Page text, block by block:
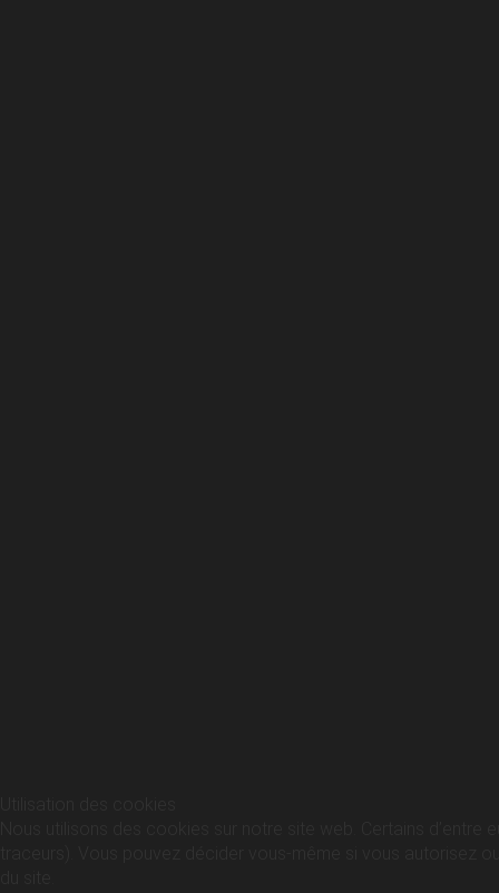
Nous utilisons des cookies sur notre site web. Certains
traceurs). Vous pouvez décider vous-même si vous autorisez